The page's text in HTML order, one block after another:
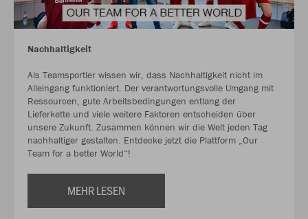
Nachhaltigkeit
Als Teamsportler wissen wir, dass Nachhaltigkeit nicht im
Alleingang funktioniert. Der verantwortungsvolle Umgang mit
Ressourcen, gute Arbeitsbedingungen entlang der
Lieferkette und viele weitere Faktoren entscheiden über
unsere Zukunft. Zusammen können wir die Welt jeden Tag
nachhaltiger gestalten. Entdecke jetzt die Plattform „Our
Team for a better World“!
MEHR LESEN